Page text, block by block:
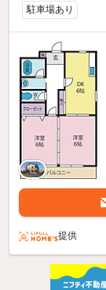
駐車場あり
提供